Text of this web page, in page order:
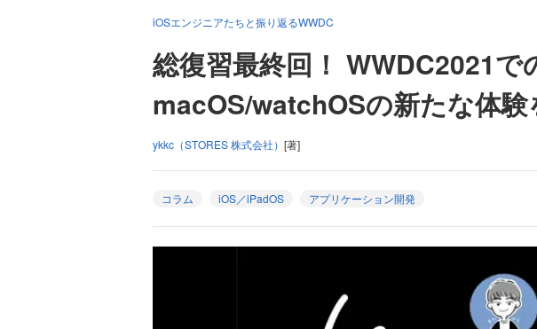
iOSエンジニアたちと振り返るWWDC
総復習最終回！ WWDC2021で
macOS/watchOSの新たな体験
ykkc（STORES 株式会社） [著]
コラム iOS／iPadOS アプリケーション開発